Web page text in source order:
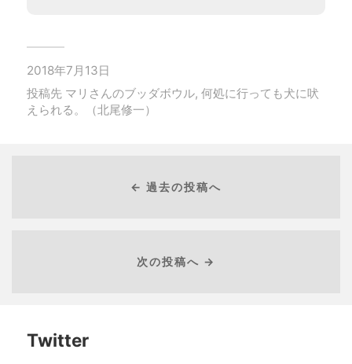
2018年7月13日
投稿先 マリさんのブッダボウル, 何処に行っても犬に吠
えられる。（北尾修一）
← 過去の投稿へ
次の投稿へ →
Twitter